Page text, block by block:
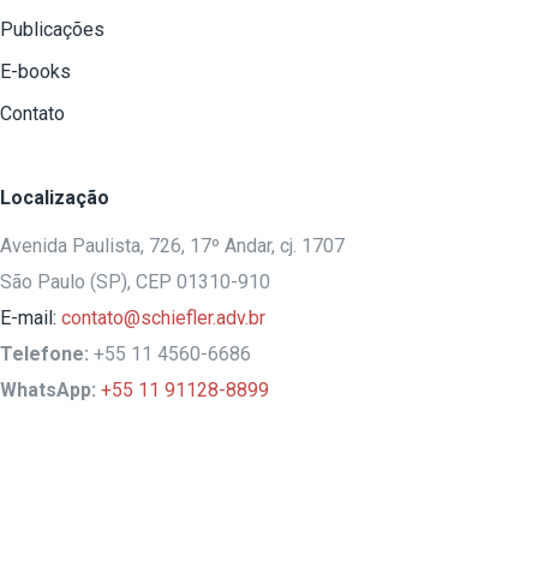
Publicações
E-books
Contato
Localização
Avenida Paulista, 726, 17º Andar, cj. 1707
São Paulo (SP), CEP 01310-910
E-mail: contato@schiefler.adv.br
Telefone: +55 11 4560-6686
WhatsApp: +55 11 91128-8899